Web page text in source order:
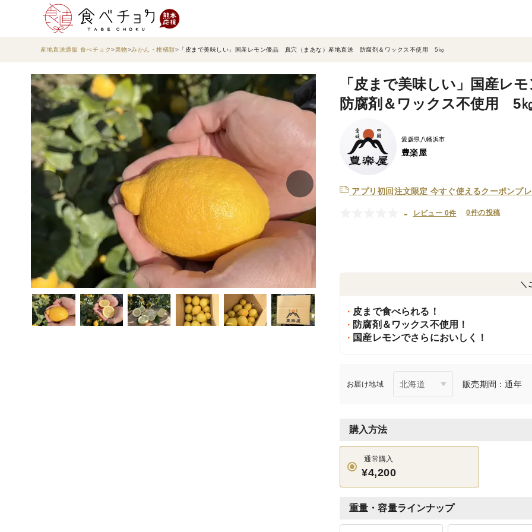
産地直送通販 食べチョク 果物 みかん・柑橘類 「皮まで美味しい」国産レモン優品 真穴（まあな）産地直送 防腐剤＆ワックス不使用 5㎏
「皮まで美味しい」国産
防腐剤＆ワックス不使用 5
愛媛県八幡浜市
豊楽屋
アプリ初回注文限定 今すぐ使えるクーポンプ
- レビュー 0件 0件の投稿
＼
皮まで食べられる！
防腐剤＆ワックス不使用！
国産レモンでさらにおいしく！
お届け地域 販売期間：通年
購入方法
通常購入
¥4,200
重量・容量ラインナップ